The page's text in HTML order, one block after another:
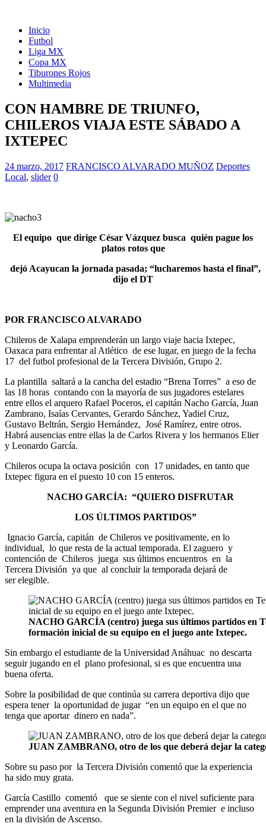
Inicio
Futbol
Liga MX
Copa MX
Tiburones Rojos
Multimedia
CON HAMBRE DE TRIUNFO,
CHILEROS VIAJA ESTE SÁBADO A
IXTEPEC
24 marzo, 2017 FRANCISCO ALVARADO MUÑOZ Deportes
Local, slider 0
El equipo que dirige César Vázquez busca quién pague los
platos rotos que
dejó Acayucan la jornada pasada; “lucharemos hasta el final”,
dijo el DT
POR FRANCISCO ALVARADO
Chileros de Xalapa emprenderán un largo viaje hacia Ixtepec,
Oaxaca para enfrentar al Atlético de ese lugar, en juego de la fecha
17 del futbol profesional de la Tercera División, Grupo 2.
La plantilla saltará a la cancha del estadio “Brena Torres” a eso de
las 18 horas contando con la mayoría de sus jugadores estelares
entre ellos el arquero Rafael Poceros, el capitán Nacho García, Juan
Zambrano, Isaías Cervantes, Gerardo Sánchez, Yadiel Cruz,
Gustavo Beltrán, Sergio Hernández, José Ramírez, entre otros.
Habrá ausencias entre ellas la de Carlos Rivera y los hermanos Elier
y Leonardo García.
Chileros ocupa la octava posición con 17 unidades, en tanto que
Ixtepec figura en el puesto 10 con 15 enteros.
NACHO GARCÍA: “QUIERO DISFRUTAR
LOS ÚLTIMOS PARTIDOS”
Ignacio García, capitán de Chileros ve positivamente, en lo
individual, lo que resta de la actual temporada. El zaguero y
contención de Chileros juega sus últimos encuentros en la
Tercera División ya que al concluir la temporada dejará de
ser elegible.
NACHO GARCÍA (centro) juega sus últimos partidos en
formación inicial de su equipo en el juego ante Ixtepec.
Sin embargo el estudiante de la Universidad Anáhuac no descarta
seguir jugando en el plano profesional, si es que encuentra una
buena oferta.
Sobre la posibilidad de que continúa su carrera deportiva dijo que
espera tener la oportunidad de jugar “en un equipo en el que no
tenga que aportar dinero en nada”.
JUAN ZAMBRANO, otro de los que deberá dejar la
Sobre su paso por la Tercera División comentó que la experiencia
ha sido muy grata.
García Castillo comentó que se siente con el nivel suficiente para
emprender una aventura en la Segunda División Premier e incluso
en la división de Ascenso.